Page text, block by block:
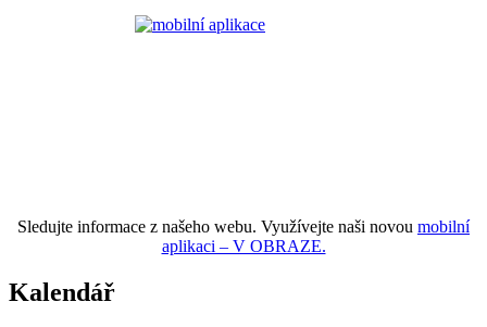
Sledujte informace z našeho webu. Využívejte naši novou mobilní
aplikaci – V OBRAZE.
Kalendář